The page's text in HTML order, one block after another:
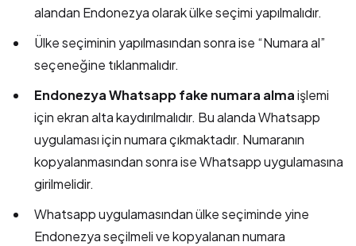
alandan Endonezya olarak ülke seçimi yapılmalıdır.
Ülke seçiminin yapılmasından sonra ise “Numara al”
seçeneğine tıklanmalıdır.
Endonezya Whatsapp fake numara almaişlemi
için ekran alta kaydırılmalıdır. Bu alanda Whatsapp
uygulaması için numara çıkmaktadır. Numaranın
kopyalanmasından sonra ise Whatsapp uygulamasına
girilmelidir.
Whatsapp uygulamasından ülke seçiminde yine
Endonezya seçilmeli ve kopyalanan numara